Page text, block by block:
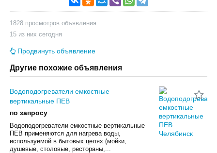
1828 просмотров объявления
15 из них сегодня
Продвинуть объявление
Другие похожие объявления
Водоподогреватели емкостные
вертикальные ПЕВ
по запросу
Водоподогреватели емкостные вертикальные
ПЕВ применяются для нагрева воды,
используемой в бытовых целях (мойки,
душевые, столовые, рестораны,...